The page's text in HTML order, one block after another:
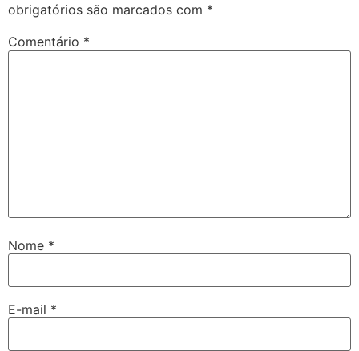
obrigatórios são marcados com *
Comentário *
Nome *
E-mail *